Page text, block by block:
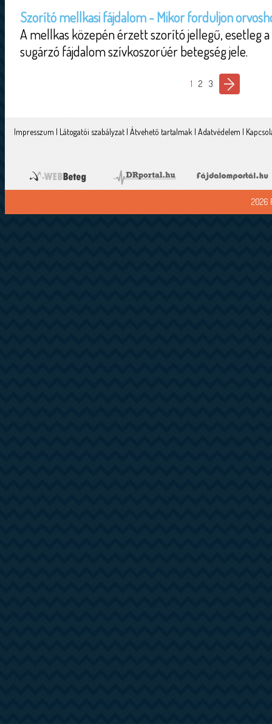
Szorító mellkasi fájdalom - Mikor forduljon
A mellkas közepén érzett szorító jellegű, esetleg
sugárzó fájdalom szívkoszorúér betegség jele.
1 2 3
Impresszum | Látogatói szabályzat | Átvehető tartalmak | Adatvédelem |
2026